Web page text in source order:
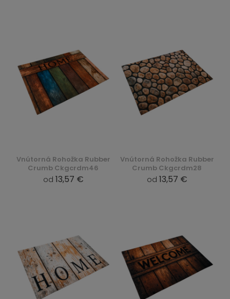
Vnútorná Rohožka Rubber
Crumb Ckgcrdm46
od 13,57 €
Vnútorná Rohožka Rubber
Crumb Ckgcrdm28
od 13,57 €